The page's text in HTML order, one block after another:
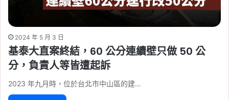
2024 年 5 月 3 日
基泰大直案終結，60 公分連續壁只做 50 公
分，負責人等皆遭起訴
2023 年九月時，位於台北市中山區的建…